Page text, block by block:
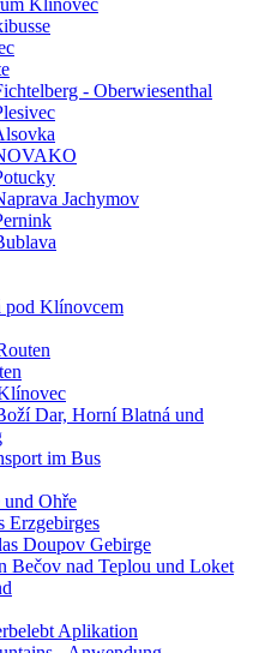
Klínovec
- Oberwiesenthal
Jachymov
pod Klínovcem
Dar, Horní Blatná und
im Bus
und Ohře
Erzgebirges
Doupov Gebirge
Bečov nad Teplou und Loket
Aplikation